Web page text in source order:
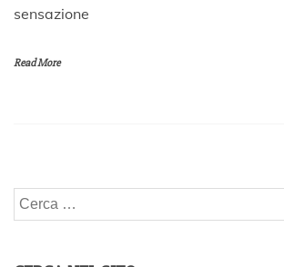
b
sensazione
Read More
Ricerca
per: